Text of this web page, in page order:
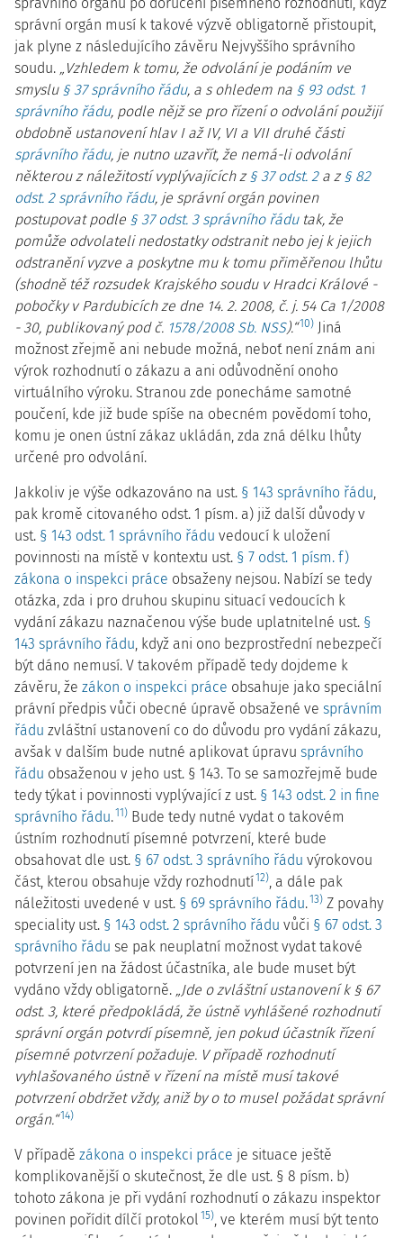
správní orgán musí k takové výzvě obligatorně přistoupit,
jak plyne z následujícího závěru Nejvyššího správního
soudu. „Vzhledem k tomu, že odvolání je podáním ve
smyslu § 37 správního řádu, a s ohledem na § 93 odst. 1
správního řádu, podle nějž se pro řízení o odvolání použijí
obdobně ustanovení hlav I až IV, VI a VII druhé části
správního řádu, je nutno uzavřít, že nemá-li odvolání
některou z náležitostí vyplývajících z § 37 odst. 2a z § 82
odst. 2 správního řádu, je správní orgán povinen
postupovat podle § 37 odst. 3 správního řádutak, že
pomůže odvolateli nedostatky odstranit nebo jej k jejich
odstranění vyzve a poskytne mu k tomu přiměřenou lhůtu
(shodně též rozsudek Krajského soudu v Hradci Králové -
pobočky v Pardubicích ze dne 14. 2. 2008, č. j. 54 Ca 1/2008
- 30, publikovaný pod č. 1578/2008 Sb. NSS).“10) Jiná
možnost zřejmě ani nebude možná, neboť není znám ani
výrok rozhodnutí o zákazu a ani odůvodnění onoho
virtuálního výroku. Stranou zde ponecháme samotné
poučení, kde již bude spíše na obecném povědomí toho,
komu je onen ústní zákaz ukládán, zda zná délku lhůty
určené pro odvolání.
Jakkoliv je výše odkazováno na ust. § 143 správního řádu,
pak kromě citovaného odst. 1 písm. a) již další důvody v
ust. § 143 odst. 1 správního řádu vedoucí k uložení
povinnosti na místě v kontextu ust. § 7 odst. 1 písm. f)
zákona o inspekci práce obsaženy nejsou. Nabízí se tedy
otázka, zda i pro druhou skupinu situací vedoucích k
vydání zákazu naznačenou výše bude uplatnitelné ust. §
143 správního řádu, když ani ono bezprostřední nebezpečí
být dáno nemusí. V takovém případě tedy dojdeme k
závěru, že zákon o inspekci práce obsahuje jako speciální
právní předpis vůči obecné úpravě obsažené ve správním
řádu zvláštní ustanovení co do důvodu pro vydání zákazu,
avšak v dalším bude nutné aplikovat úpravu správního
řádu obsaženou v jeho ust. § 143. To se samozřejmě bude
tedy týkat i povinnosti vyplývající z ust. § 143 odst. 2 in fine
správního řádu.11) Bude tedy nutné vydat o takovém
ústním rozhodnutí písemné potvrzení, které bude
obsahovat dle ust. § 67 odst. 3 správního řádu výrokovou
část, kterou obsahuje vždy rozhodnutí12), a dále pak
náležitosti uvedené v ust. § 69 správního řádu.13) Z povahy
speciality ust. § 143 odst. 2 správního řádu vůči § 67 odst. 3
správního řádu se pak neuplatní možnost vydat takové
potvrzení jen na žádost účastníka, ale bude muset být
vydáno vždy obligatorně. „Jde o zvláštní ustanovení k § 67
odst. 3, které předpokládá, že ústně vyhlášené rozhodnutí
správní orgán potvrdí písemně, jen pokud účastník řízení
písemné potvrzení požaduje. V případě rozhodnutí
vyhlašovaného ústně v řízení na místě musí takové
potvrzení obdržet vždy, aniž by o to musel požádat správní
orgán.“14)
V případě zákona o inspekci práce je situace ještě
komplikovanější o skutečnost, že dle ust. § 8 písm. b)
tohoto zákona je při vydání rozhodnutí o zákazu inspektor
povinen pořídit dílčí protokol 15), ve kterém musí být tento